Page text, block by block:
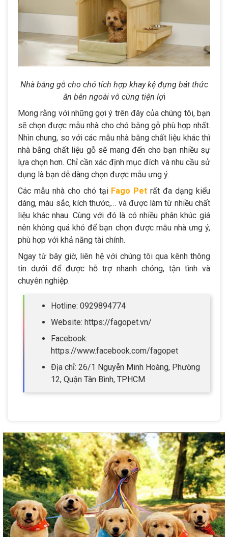
Nhà bằng gỗ cho chó tích hợp khay kệ đựng bát thức
ăn bên ngoài vô cùng tiện lợi
Mong rằng với những gợi ý trên đây của chúng tôi, bạn
sẽ chọn được mẫu nhà cho chó bằng gỗ phù hợp nhất.
Nhìn chung, so với các mẫu nhà bằng chất liệu khác thì
nhà bằng chất liệu gỗ sẽ mang đến cho bạn nhiều sự
lựa chọn hơn. Chỉ cần xác định mục đích và nhu cầu sử
dụng là bạn dễ dàng chọn được mẫu ưng ý.
Các mẫu nhà cho chó tại Fago Pet rất đa dạng kiểu
dáng, màu sắc, kích thước,… và được làm từ nhiều chất
liệu khác nhau. Cùng với đó là có nhiều phân khúc giá
nên không quá khó để bạn chọn được mẫu nhà ưng ý,
phù hợp với khả năng tài chính.
Ngay từ bây giờ, liên hệ với chúng tôi qua kênh thông
tin dưới để được hỗ trợ nhanh chóng, tận tình và
chuyên nghiệp.
Hotline: 0929894774
Website: https://fagopet.vn/
Facebook:
https://www.facebook.com/fagopet
Địa chỉ: 26/1 Nguyễn Minh Hoàng, Phường
12, Quận Tân Bình, TPHCM